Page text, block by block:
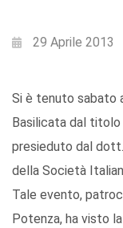
29 Aprile 2013
Si è tenuto sabato
Basilicata dal titolo
presieduto dal
della Società
Tale evento,
Potenza, ha visto